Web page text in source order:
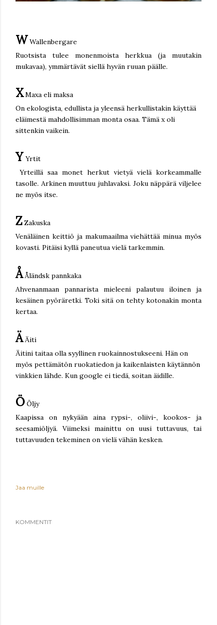
W Wallenbergare
Ruotsista tulee monenmoista herkkua (ja muutakin
mukavaa), ymmärtävät siellä hyvän ruuan päälle.
XMaxa eli maksa
On ekologista, edullista ja yleensä herkullistakin käyttää
eläimestä mahdollisimman monta osaa. Tämä x oli
sittenkin vaikein.
YYrtit
Yrteillä saa monet herkut vietyä vielä korkeammalle
tasolle. Arkinen muuttuu juhlavaksi. Joku näppärä viljelee
ne myös itse.
Z Zakuska
Venäläinen keittiö ja makumaailma viehättää minua myös
kovasti. Pitäisi kyllä paneutua vielä tarkemmin.
ÅÅländsk pannkaka
Ahvenanmaan pannarista mieleeni palautuu iloinen ja
kesäinen pyöräretki. Toki sitä on tehty kotonakin monta
kertaa.
ÄÄiti
Äitini taitaa olla syyllinen ruokainnostukseeni. Hän on
myös pettämätön ruokatiedon ja kaikenlaisten käytännön
vinkkien lähde. Kun google ei tiedä, soitan äidille.
Ö Öljy
Kaapissa on nykyään aina rypsi-, oliivi-, kookos- ja
seesamiöljyä. Viimeksi mainittu on uusi tuttavuus, tai
tuttavuuden tekeminen on vielä vähän kesken.
Jaa muille
KOMMENTIT